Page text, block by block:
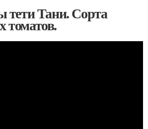
тети Тани. Сорта
томатов.